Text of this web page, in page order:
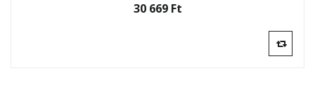
30 669 Ft‎